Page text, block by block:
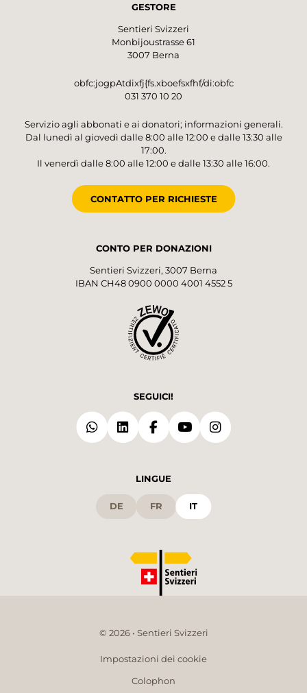
GESTORE
Sentieri Svizzeri
Monbijoustrasse 61
3007 Berna
obfc:jogpAtdixfj{fs.xboefsxfhf/di:obfc
031 370 10 20
Servizio agli abbonati e ai donatori; informazioni generali.
Dal lunedì al giovedì dalle 8:00 alle 12:00 e dalle 13:30 alle
17:00.
Il venerdì dalle 8:00 alle 12:00 e dalle 13:30 alle 16:00.
CONTATTO PER RICHIESTE
CONTO PER DONAZIONI
Sentieri Svizzeri, 3007 Berna
IBAN CH48 0900 0000 4001 4552 5
SEGUICI!
LINGUE
DE FR IT
© 2026 • Sentieri Svizzeri
Impostazioni dei cookie
Colophon